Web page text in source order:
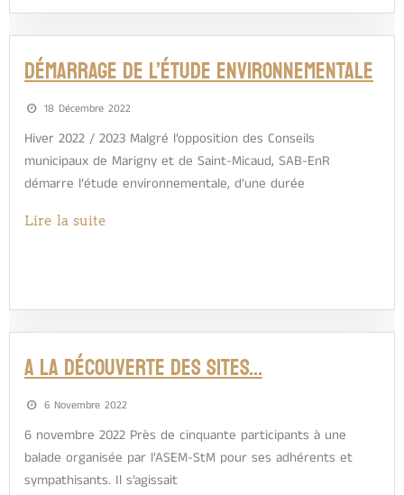
Démarrage de l’étude environnementale
18 Décembre 2022
Hiver 2022 / 2023 Malgré l’opposition des Conseils
municipaux de Marigny et de Saint-Micaud, SAB-EnR
démarre l’étude environnementale, d’une durée
Lire la suite
A LA DÉCOUVERTE DES SITES…
6 Novembre 2022
6 novembre 2022 Près de cinquante participants à une
balade organisée par l’ASEM-StM pour ses adhérents et
sympathisants. Il s’agissait